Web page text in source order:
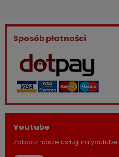
Sposób płatności
Youtube
Zobacz nasze usługi na youtube.